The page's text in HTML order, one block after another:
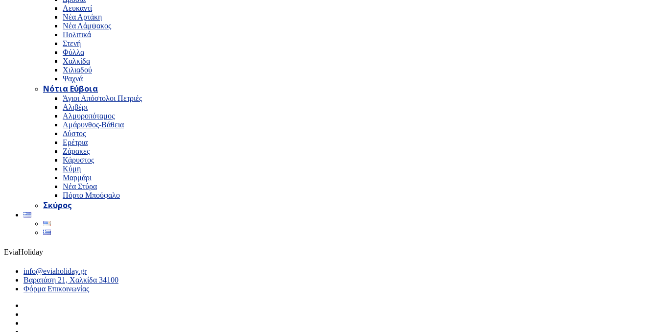
Λευκαντί
Νέα Αρτάκη
Νέα Λάμψακος
Πολιτικά
Στενή
Φύλλα
Χαλκίδα
Χιλιαδού
Ψαχνά
Νότια Εύβοια
Άγιοι Απόστολοι Πετριές
Αλιβέρι
Αλμυροπόταμος
Αμάρυνθος-Βάθεια
Δύστος
Ερέτρια
Ζάρακες
Κάρυστος
Κύμη
Μαρμάρι
Νέα Στύρα
Πόρτο Μπούφαλο
Σκύρος
EviaHoliday
info@eviaholiday.gr
Βαρατάση 21, Χαλκίδα 34100
Φόρμα Επικοινωνίας